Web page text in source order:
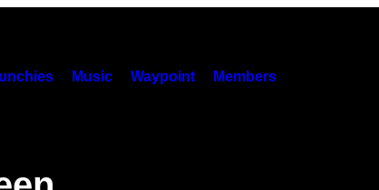
Music Waypoint Members